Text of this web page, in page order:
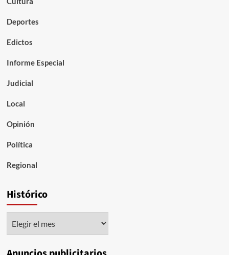
Deportes
Edictos
Informe Especial
Judicial
Local
Opinión
Política
Regional
Histórico